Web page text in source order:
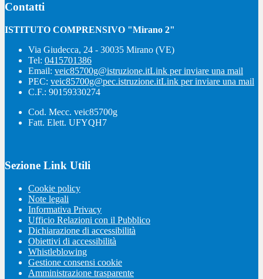
Contatti
ISTITUTO COMPRENSIVO "Mirano 2"
Via Giudecca, 24 - 30035 Mirano (VE)
Tel: 0415701386
Email: veic85700g@istruzione.itLink per inviare una mail
PEC: veic85700g@pec.istruzione.itLink per inviare una mail
C.F.: 90159330274
Cod. Mecc. veic85700g
Fatt. Elett. UFYQH7
Sezione Link Utili
Cookie policy
Note legali
Informativa Privacy
Ufficio Relazioni con il Pubblico
Dichiarazione di accessibilità
Obiettivi di accessibilità
Whistleblowing
Gestione consensi cookie
Amministrazione trasparente